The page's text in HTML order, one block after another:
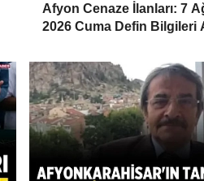
Afyon Cenaze İlanları: 7
2026 Cuma Defin Bilgileri